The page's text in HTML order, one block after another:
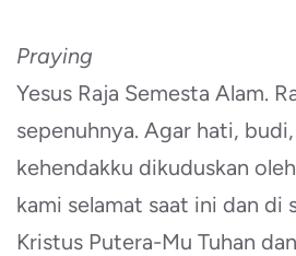
Praying
Yesus Raja Semesta Alam.
sepenuhnya. Agar hati,
kehendakku dikuduskan
kami selamat saat ini dan di
Kristus Putera-Mu Tuhan